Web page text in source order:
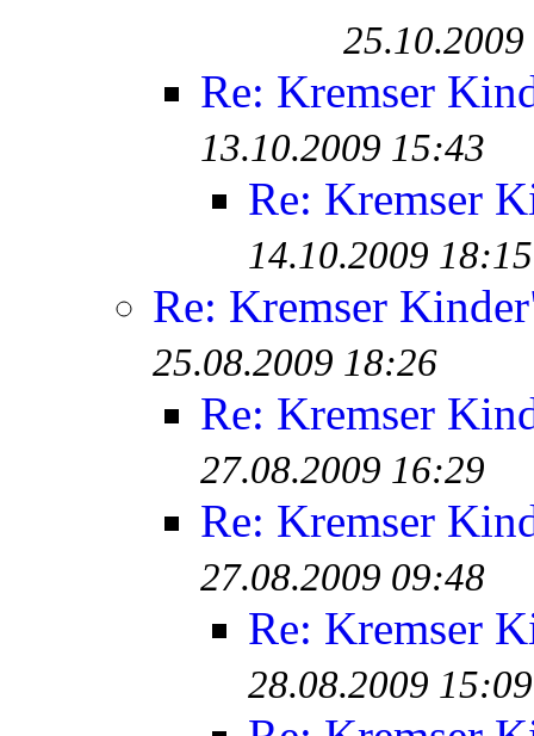
Re: Kremser
13.10.2009 15:43
Re: Kremser
14.10.2009 18:15
Re: Kremser
25.08.2009 18:26
Re: Kremser
27.08.2009 16:29
Re: Kremser
27.08.2009 09:48
Re: Kremser
28.08.2009 15:09